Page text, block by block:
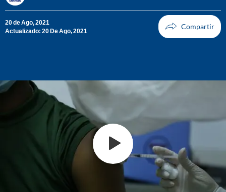
20 de Ago, 2021
Actualizado: 20 De Ago, 2021